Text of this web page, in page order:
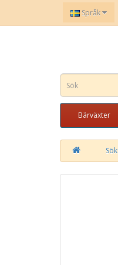
Språk
Bärväxter
Sök